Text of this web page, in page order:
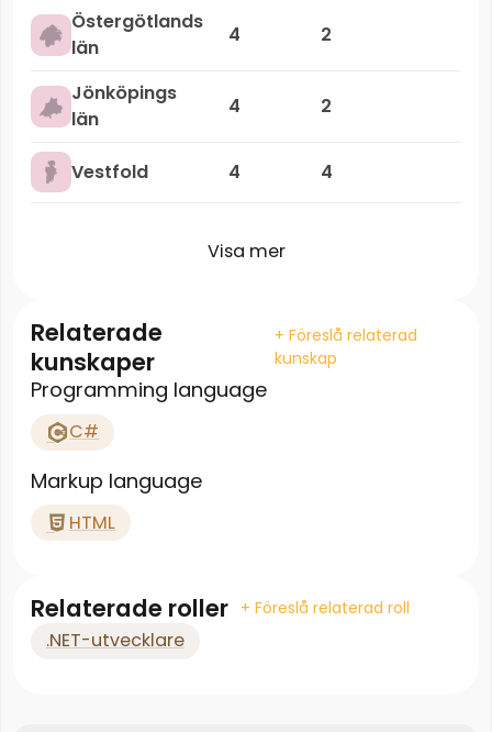
Östergötlands
län
4 2
Jönköpings
län
4 2
Vestfold 4 4
Visa mer
Relaterade
kunskaper
+ Föreslå relaterad
kunskap
Programming language
C#
Markup language
HTML
Relaterade roller + Föreslå relaterad roll
.NET-utvecklare